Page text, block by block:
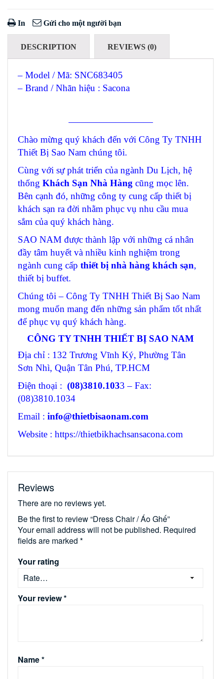
In Gửi cho một người bạn
DESCRIPTION REVIEWS (0)
– Model / Mã: SNC683405
– Brand / Nhãn hiệu : Sacona
—————————
Chào mừng quý khách đến với Công Ty TNHH
Thiết Bị Sao Nam chúng tôi.
Cùng với sự phát triển của ngành Du Lịch, hệ
thống Khách Sạn Nhà Hàng cũng mọc lên.
Bên cạnh đó, những công ty cung cấp thiết bị
khách sạn ra đời nhằm phục vụ nhu cầu mua
sắm của quý khách hàng.
SAO NAM được thành lập với những cá nhân
đầy tâm huyết và nhiều kinh nghiệm trong
ngành cung cấp thiết bị nhà hàng khách sạn,
thiết bị buffet.
Chúng tôi – Công Ty TNHH Thiết Bị Sao Nam
mong muốn mang đến những sản phẩm tốt nhất
để phục vụ quý khách hàng.
CÔNG TY TNHH THIẾT BỊ SAO NAM
Địa chỉ : 132 Trương Vĩnh Ký, Phường Tân
Sơn Nhì, Quận Tân Phú, TP.HCM
Điện thoại : (08)3810.1033 – Fax:
(08)3810.1034
Email : info@thietbisaonam.com
Website : https://thietbikhachsansacona.com
Reviews
There are no reviews yet.
Be the first to review “Dress Chair / Áo Ghế”
Your email address will not be published. Required
fields are marked *
Your rating
Your review*
Name*